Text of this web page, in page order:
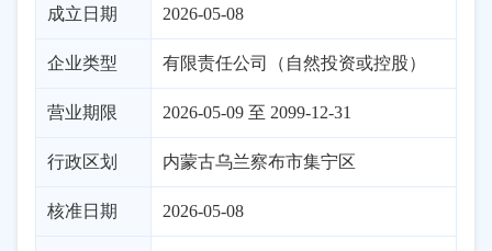
成立日期 2026-05-08
企业类型 有限责任公司（自然投资或控股）
营业期限 2026-05-09 至 2099-12-31
行政区划 内蒙古乌兰察布市集宁区
核准日期 2026-05-08